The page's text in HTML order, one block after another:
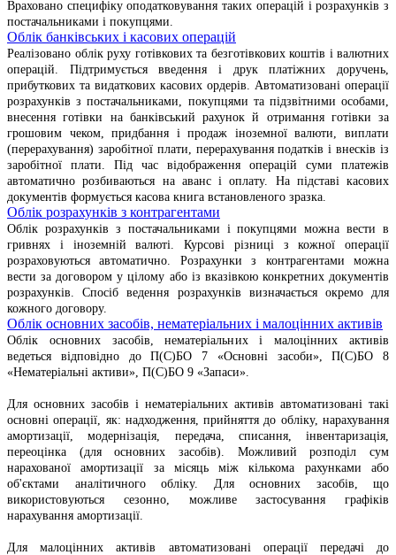
Враховано специфіку оподатковування таких операцій і розрахунків з
постачальниками і покупцями.
Облік банківських і касових операцій
Реалізовано облік руху готівкових та безготівкових коштів і валютних
операцій. Підтримується введення і друк платіжних доручень,
прибуткових та видаткових касових ордерів. Автоматизовані операції
розрахунків з постачальниками, покупцями та підзвітними особами,
внесення готівки на банківський рахунок й отримання готівки за
грошовим чеком, придбання і продаж іноземної валюти, виплати
(перерахування) заробітної плати, перерахування податків і внесків із
заробітної плати. Під час відображення операцій суми платежів
автоматично розбиваються на аванс і оплату. На підставі касових
документів формується касова книга встановленого зразка.
Облік розрахунків з контрагентами
Облік розрахунків з постачальниками і покупцями можна вести в
гривнях і іноземній валюті. Курсові різниці з кожної операції
розраховуються автоматично. Розрахунки з контрагентами можна
вести за договором у цілому або із вказівкою конкретних документів
розрахунків. Спосіб ведення розрахунків визначається окремо для
кожного договору.
Облік основних засобів, нематеріальних і малоцінних активів
Облік основних засобів, нематеріальних і малоцінних активів
ведеться відповідно до П(С)БО 7 «Основні засоби», П(С)БО 8
«Нематеріальні активи», П(С)БО 9 «Запаси».
Для основних засобів і нематеріальних активів автоматизовані такі
основні операції, як: надходження, прийняття до обліку, нарахування
амортизації, модернізація, передача, списання, інвентаризація,
переоцінка (для основних засобів). Можливий розподіл сум
нарахованої амортизації за місяць між кількома рахунками або
об'єктами аналітичного обліку. Для основних засобів, що
використовуються сезонно, можливе застосування графіків
нарахування амортизації.
Для малоцінних активів автоматизовані операції передачі до